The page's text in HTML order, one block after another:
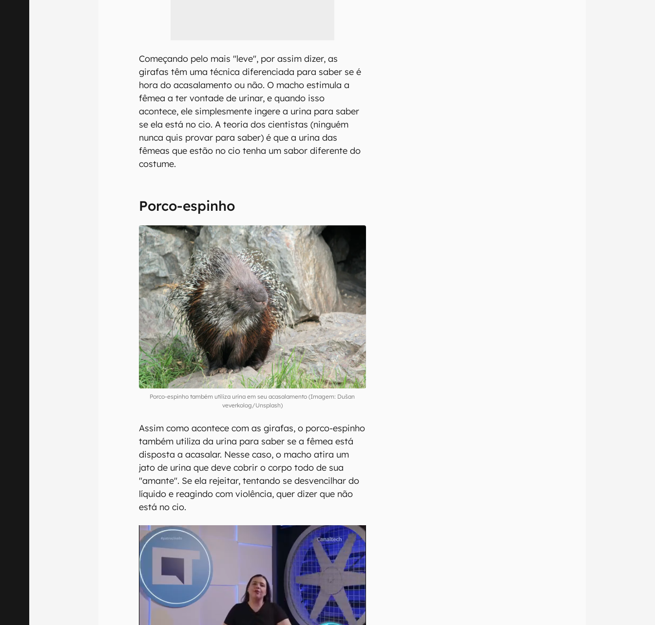
Começando pelo mais "leve", por assim dizer, as
girafas têm uma técnica diferenciada para saber se é
hora do acasalamento ou não. O macho estimula a
fêmea a ter vontade de urinar, e quando isso
acontece, ele simplesmente ingere a urina para saber
se ela está no cio. A teoria dos cientistas (ninguém
nunca quis provar para saber) é que a urina das
fêmeas que estão no cio tenha um sabor diferente do
costume.
Porco-espinho
Porco-espinho também utiliza urina em seu acasalamento (Imagem: Dušan
veverkolog/Unsplash)
Assim como acontece com as girafas, o porco-espinho
também utiliza da urina para saber se a fêmea está
disposta a acasalar. Nesse caso, o macho atira um
jato de urina que deve cobrir o corpo todo de sua
"amante". Se ela rejeitar, tentando se desvencilhar do
líquido e reagindo com violência, quer dizer que não
está no cio.